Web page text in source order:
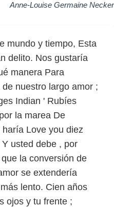
Anne-Louise Germaine Necker
mundo y tiempo, Esta
delito. Nos gustaría
manera Para
nuestro largo amor ;
Indian ' Rubíes
la marea De
Love you diez
usted debe , por
la conversión de
se extendería
lento. Cien años
ojos y tu frente ;